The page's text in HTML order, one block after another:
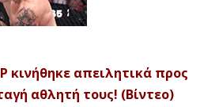
κινήθηκε απειλητικά προς
αθλητή τους! (Βίντεο)